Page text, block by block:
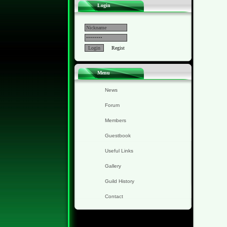
Login
Regist
Menu
News
Forum
Members
Guestbook
Useful Links
Gallery
Guild History
Contact